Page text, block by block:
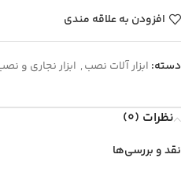
افزودن به علاقه مندی
دسته: ابزار آلات نصب, ابزار نجاری و
نظرات (0)
نقد و بررسی‌ها